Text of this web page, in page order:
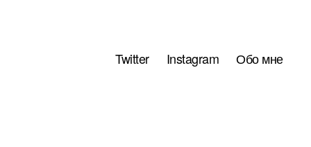
Twitter Instagram Обо мне